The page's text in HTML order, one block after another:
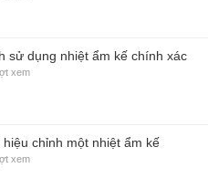
sử dụng nhiệt ẩm kế chính xác
xem
chỉnh một nhiệt ẩm kế
xem